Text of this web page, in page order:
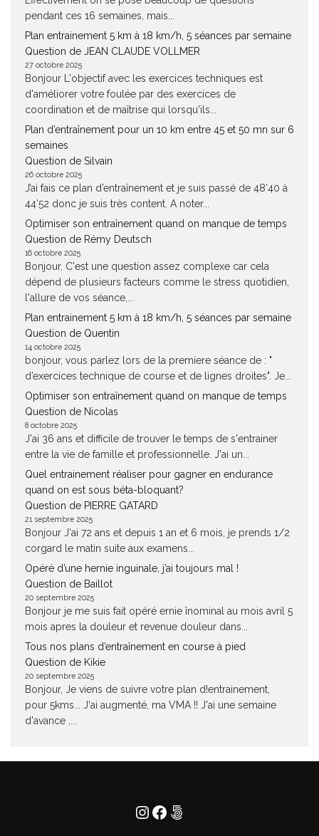
pendant ces 16 semaines, mais...
Plan entrainement 5 km à 18 km/h, 5 séances par semaine
Question de JEAN CLAUDE VOLLMER
27 octobre 2025
Bonjour L'objectif avec les exercices techniques est
d'améliorer votre foulée par des exercices de
coordination et de maîtrise qui lorsqu'ils...
Plan d’entraînement pour un 10 km entre 45 et 50 mn sur 6
semaines
Question de Silvain
26 octobre 2025
J’ai fais ce plan d’entraînement et je suis passé de 48’40 à
44’52 donc je suis très content. A noter...
Optimiser son entraînement quand on manque de temps
Question de Rémy Deutsch
16 octobre 2025
Bonjour, C'est une question assez complexe car cela
dépend de plusieurs facteurs comme le stress quotidien,
l'allure de vos séance,...
Plan entrainement 5 km à 18 km/h, 5 séances par semaine
Question de Quentin
14 octobre 2025
bonjour, vous parlez lors de la premiere séance de : "
d’exercices technique de course et de lignes droites". Je...
Optimiser son entraînement quand on manque de temps
Question de Nicolas
8 octobre 2025
J'ai 36 ans et difficile de trouver le temps de s'entrainer
entre la vie de famille et professionnelle. J'ai un...
Quel entrainement réaliser pour gagner en endurance
quand on est sous béta-bloquant?
Question de PIERRE GATARD
21 septembre 2025
Bonjour J'ai 72 ans et depuis 1 an et 6 mois, je prends 1/2
corgard le matin suite aux examens...
Opéré d’une hernie inguinale, j’ai toujours mal !
Question de Baillot
20 septembre 2025
Bonjour je me suis fait opéré ernie înominal au mois avril 5
mois apres la douleur et revenue douleur dans...
Tous nos plans d’entraînement en course à pied
Question de Kikie
20 septembre 2025
Bonjour, Je viens de suivre votre plan d!entrainement,
pour 5kms... J'ai augmenté, ma VMA !! J'ai une semaine
d'avance ,...
Instagram
Facebook
500px